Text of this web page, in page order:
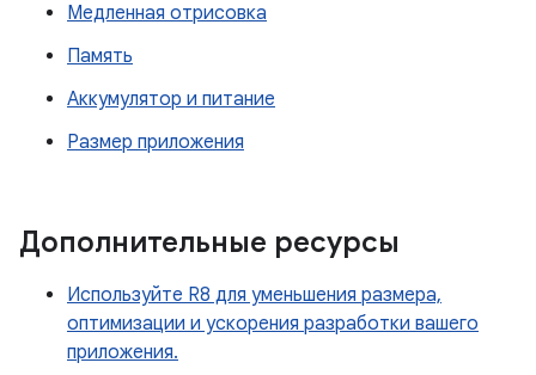
Медленная отрисовка
Память
Аккумулятор и питание
Размер приложения
Дополнительные ресурсы
Используйте R8 для уменьшения размера,
оптимизации и ускорения разработки вашего
приложения.